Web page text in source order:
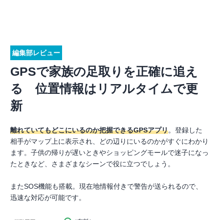
編集部レビュー
GPSで家族の足取りを正確に追え
る 位置情報はリアルタイムで更
新
離れていてもどこにいるのか把握できるGPSアプリ。登録した
相手がマップ上に表示され、どの辺りにいるのかがすぐにわかり
ます。子供の帰りが遅いときやショッピングモールで迷子になっ
たときなど、さまざまなシーンで役に立つでしょう。
またSOS機能も搭載。現在地情報付きで警告が送られるので、
迅速な対応が可能です。